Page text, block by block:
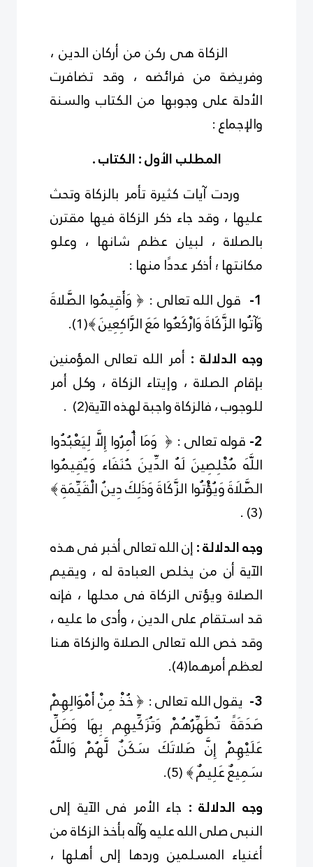
الزكاة هى ركن من أركان الدين ،
وفريضة من فرائضه ، وقد تضافرت
الأدلة على وجوبها من الكتاب والسنة
والإجماع :
المطلب الأول : الكتاب .
وردت آيات كثيرة تأمر بالزكاة وتحث
عليها ، وقد جاء ذكر الزكاة فيها مقترن
بالصلاة ، لبيان عظم شانها ، وعلو
مكانتها ؛ أذكر عددًا منها :
1- قول اللهتعالى : ﴿ وَأَقِيمُوا الصَّلاةَ
وَآتُوا الزَّكَاةَوَارْكَعُوا مَعَ الرَّاكِعِينَ ﴾(
1
)
.
وجه الدلالة : أمر الله تعالى المؤمنين
بإقام الصلاة ، وإيتاء الزكاة ، وكل أمر
للوجوب ، فالزكاة واجبة لهذه الآية(
2
)
.
2- قوله تعالى : ﴿ وَمَا أُمِرُوا إِلَّا لِيَعْبُدُوا
اللَّهَ مُخْلِصِينَ لَهُ الدِّينَ حُنَفَاء وَيُقِيمُوا
الصَّلَاةَ وَيُؤْتُوا الزَّكَاةَ وَذَلِكَ دِينُ الْقَيِّمَةِ ﴾
(
3
)
.
وجه الدلالة :إن اللهتعالىأخبر فى هذه
الآية أن من يخلص العبادة له ، ويقيم
الصلاة ويؤتى الزكاة فى محلها ، فإنه
قد استقام على الدين ، وأدى ما عليه ،
وقد خص الله تعالى الصلاة والزكاة هنا
لعظم أمرهما(
4
)
.
3- يقول الله تعالى : ﴿ خُذْ مِنْ أَمْوَالِهِمْ
صَدَقَةً تُطَهِّرُهُمْ وَتُزَكِّيهِم بِهَا وَصَلِّ
عَلَيْهِمْ إِنَّ صَلاتَكَ سَكَنٌ لَّهُمْ وَاللَّهُ
سَمِيعٌ عَلِيمٌ ﴾(
5
)
.
وجه الدلالة : جاء الأمر فى الآية إلى
النبى صلى الله عليه وآله بأخذ الزكاة من
أغنياء المسلمين وردها إلى أهلها ،